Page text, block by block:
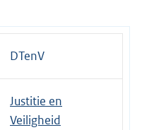
DTenV
Justitie en
Veiligheid